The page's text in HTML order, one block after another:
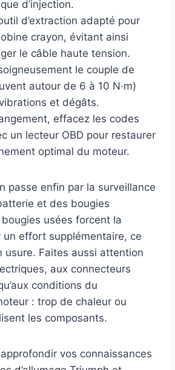
d’injection.
d’extraction adapté pour
crayon, évitant ainsi
le câble haute tension.
le couple de
autour de 6 à 10 N·m)
et dégâts.
effacez les codes
un lecteur OBD pour restaurer
optimal du moteur.
passe enfin par la surveillance
et des bougies
bougies usées forcent la
effort supplémentaire, ce
usure. Faites aussi attention
aux connecteurs
conditions du
: trop de chaleur ou
les composants.
vos connaissances